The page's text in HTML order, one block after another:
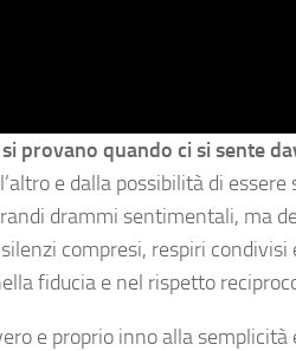
provano quando ci si sente
e dalla possibilità di essere
drammi sentimentali, ma
compresi, respiri
fiducia e nel rispetto
e proprio inno alla semplicità